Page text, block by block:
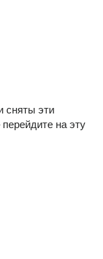
сняты эти
на эту